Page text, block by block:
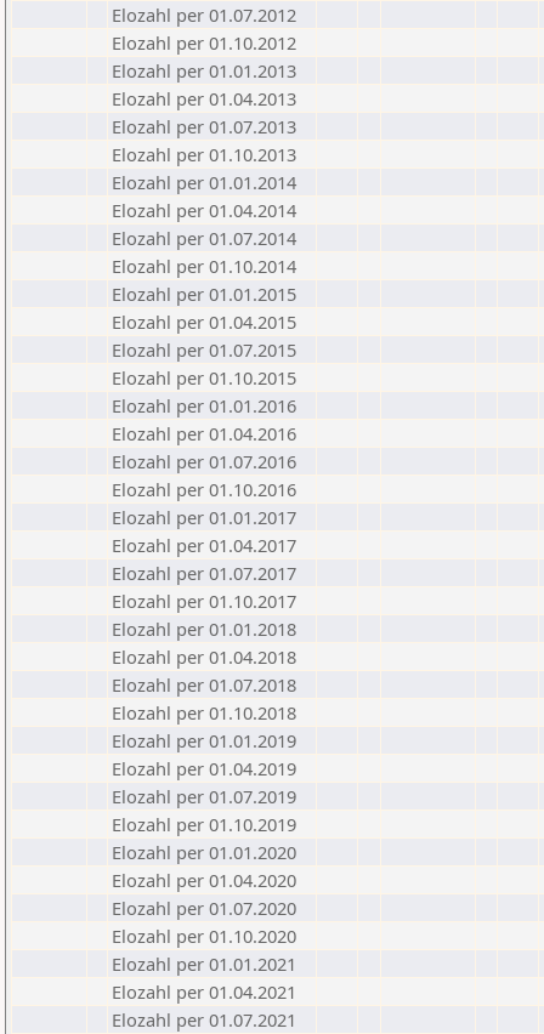
Elozahl per 01.07.2012
Elozahl per 01.10.2012
Elozahl per 01.01.2013
Elozahl per 01.04.2013
Elozahl per 01.07.2013
Elozahl per 01.10.2013
Elozahl per 01.01.2014
Elozahl per 01.04.2014
Elozahl per 01.07.2014
Elozahl per 01.10.2014
Elozahl per 01.01.2015
Elozahl per 01.04.2015
Elozahl per 01.07.2015
Elozahl per 01.10.2015
Elozahl per 01.01.2016
Elozahl per 01.04.2016
Elozahl per 01.07.2016
Elozahl per 01.10.2016
Elozahl per 01.01.2017
Elozahl per 01.04.2017
Elozahl per 01.07.2017
Elozahl per 01.10.2017
Elozahl per 01.01.2018
Elozahl per 01.04.2018
Elozahl per 01.07.2018
Elozahl per 01.10.2018
Elozahl per 01.01.2019
Elozahl per 01.04.2019
Elozahl per 01.07.2019
Elozahl per 01.10.2019
Elozahl per 01.01.2020
Elozahl per 01.04.2020
Elozahl per 01.07.2020
Elozahl per 01.10.2020
Elozahl per 01.01.2021
Elozahl per 01.04.2021
Elozahl per 01.07.2021